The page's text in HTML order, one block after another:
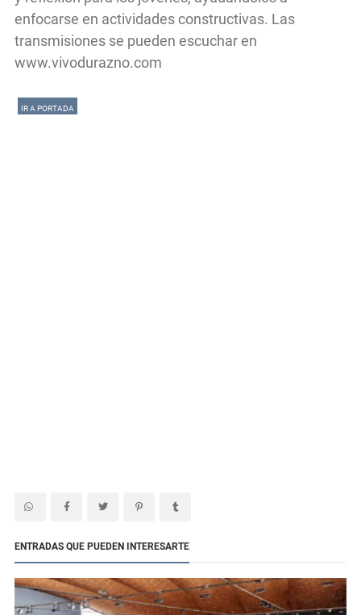
enfocarse en actividades constructivas. Las
transmisiones se pueden escuchar en
www.vivodurazno.com
IR A PORTADA
ENTRADAS QUE PUEDEN INTERESARTE